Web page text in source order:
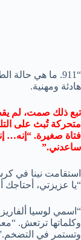
“911. ما هي حالة
هادئة ومهنية.
تبع ذلك صمت، لم
متحركة تُبث على
فتاة صغيرة. “إنه…
ساعدني.”
استقامت نينا في
“يا عزيزتي،
“اسمي لوسيا
وكلماتها ترتعش.
وتستمر في